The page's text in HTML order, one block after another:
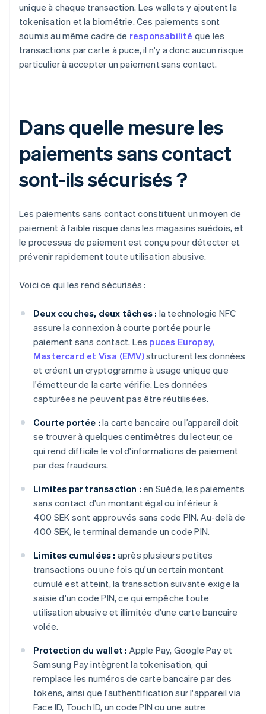
unique à chaque transaction. Les wallets y ajoutent la
tokenisation et la biométrie. Ces paiements sont
soumis au même cadre de responsabilité que les
transactions par carte à puce, il n'y a donc aucun risque
particulier à accepter un paiement sans contact.
Dans quelle mesure les
paiements sans contact
sont-ils sécurisés ?
Les paiements sans contact constituent un moyen de
paiement à faible risque dans les magasins suédois, et
le processus de paiement est conçu pour détecter et
prévenir rapidement toute utilisation abusive.
Voici ce qui les rend sécurisés :
Deux couches, deux tâches : la technologie NFC
assure la connexion à courte portée pour le
paiement sans contact. Les puces Europay,
Mastercard et Visa (EMV)structurent les données
et créent un cryptogramme à usage unique que
l'émetteur de la carte vérifie. Les données
capturées ne peuvent pas être réutilisées.
Courte portée : la carte bancaire ou l’appareil doit
se trouver à quelques centimètres du lecteur, ce
qui rend difficile le vol d'informations de paiement
par des fraudeurs.
Limites par transaction : en Suède, les paiements
sans contact d'un montant égal ou inférieur à
400 SEK sont approuvés sans code PIN. Au-delà de
400 SEK, le terminal demande un code PIN.
Limites cumulées : après plusieurs petites
transactions ou une fois qu'un certain montant
cumulé est atteint, la transaction suivante exige la
saisie d'un code PIN, ce qui empêche toute
utilisation abusive et illimitée d'une carte bancaire
volée.
Protection du wallet : Apple Pay, Google Pay et
Samsung Pay intègrent la tokenisation, qui
remplace les numéros de carte bancaire par des
tokens, ainsi que l'authentification sur l'appareil via
Face ID, Touch ID, un code PIN ou une autre